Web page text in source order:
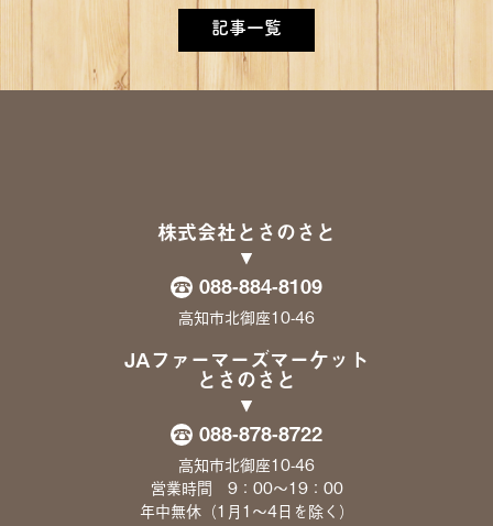
記事一覧
株式会社とさのさと
088-884-8109
高知市北御座10-46
JAファーマーズマーケット
とさのさと
088-878-8722
高知市北御座10-46
営業時間 9：00〜19：00
年中無休（1月1〜4日を除く）